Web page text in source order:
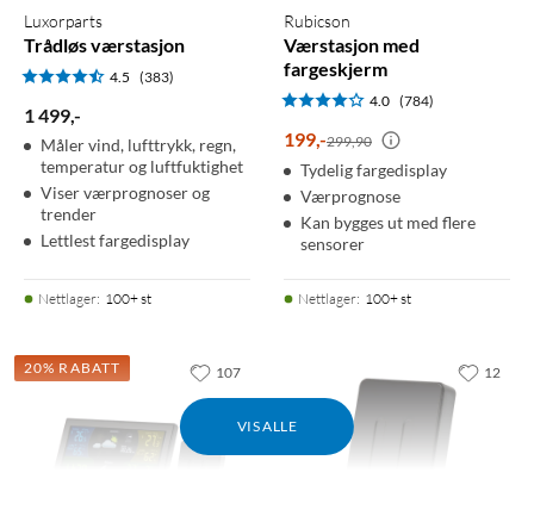
Luxorparts
Trådløs værstasjon
4.5 (383)
1 499,-
Måler vind, lufttrykk, regn,
temperatur og luftfuktighet
Viser værprognoser og
trender
Lettlest fargedisplay
Nettlager: 100+ st
Rubicson
Værstasjon med
fargeskjerm
4.0 (784)
199,-299,90
Tydelig fargedisplay
Værprognose
Kan bygges ut med flere
sensorer
Nettlager: 100+ st
VIS ALLE
20% RABATT 107 12